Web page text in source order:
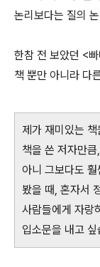
논리보다는 질의
한참 전 보았던 <
책 뿐만 아니라 다
제가 재미있는
책을 쓴 저자만
아니 그보다도
봤을 때, 혼자서
사람들에게 자랑
입소문을 내고 싶